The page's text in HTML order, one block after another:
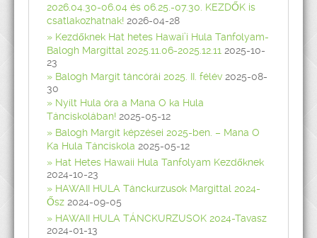
2026.04.30-06.04 és 06.25.-07.30. KEZDŐK is
csatlakozhatnak! 2026-04-28
Kezdőknek Hat hetes Hawai’i Hula Tanfolyam-
Balogh Margittal 2025.11.06-2025.12.11 2025-10-
23
Balogh Margit táncórái 2025. II. félév 2025-08-
30
Nyílt Hula óra a Mana O ka Hula
Tánciskolában! 2025-05-12
Balogh Margit képzései 2025-ben. – Mana O
Ka Hula Tánciskola 2025-05-12
Hat Hetes Hawaii Hula Tanfolyam Kezdőknek
2024-10-23
HAWAII HULA Tánckurzusok Margittal 2024-
Ősz 2024-09-05
HAWAII HULA TÁNCKURZUSOK 2024-Tavasz
2024-01-13